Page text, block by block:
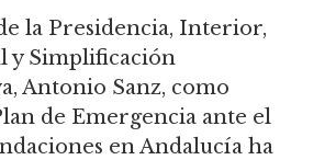
la Presidencia, Interior,
y Simplificación
Antonio Sanz, como
de Emergencia ante el
en Andalucía ha